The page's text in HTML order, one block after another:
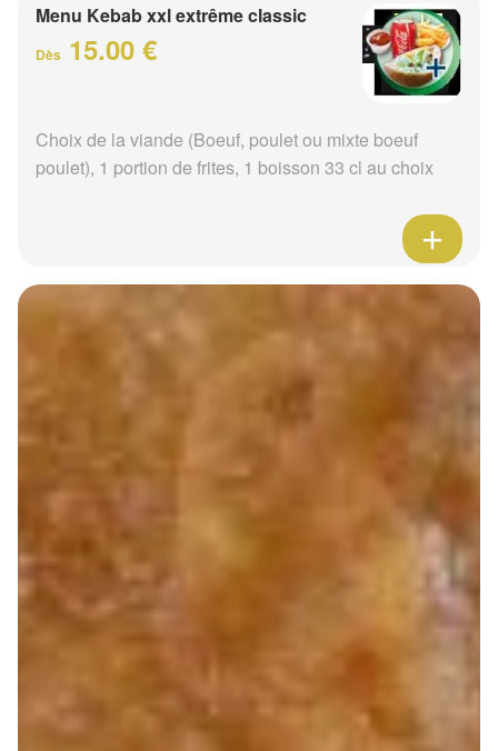
Menu Kebab xxl extrême classic
Dès 15.00 €
Choix de la viande (Boeuf, poulet ou mixte boeuf
poulet), 1 portion de frites, 1 boisson 33 cl au choix